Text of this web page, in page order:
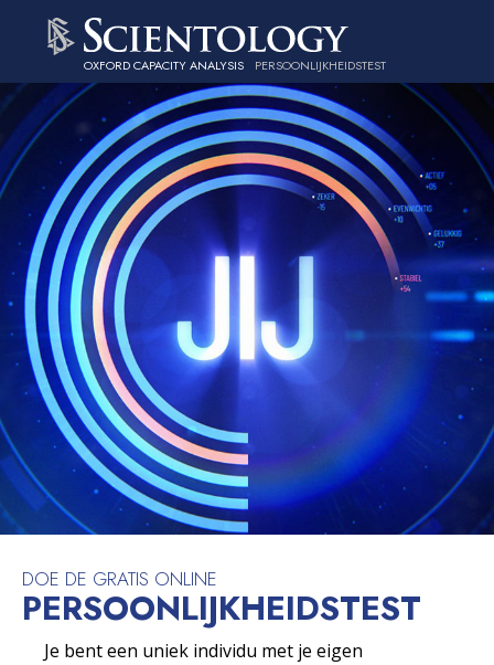
OXFORD CAPACITY ANALYSIS PERSOONLIJKHEIDSTEST
DOE DE GRATIS ONLINE
PERSOONLIJKHEIDS­TEST
Je bent een uniek individu met je eigen